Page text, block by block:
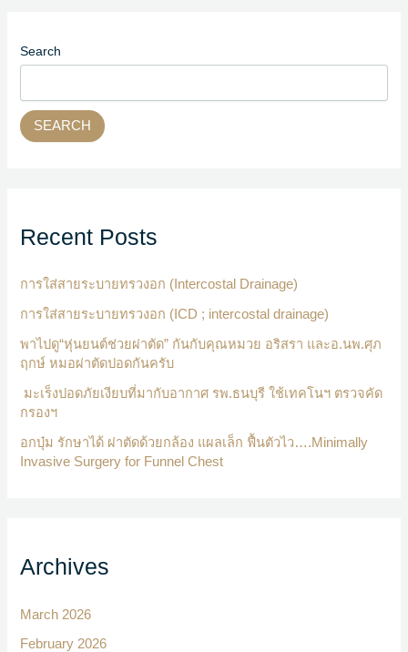
Search
SEARCH
Recent Posts
การใส่สายระบายทรวงอก (Intercostal Drainage)
การใส่สายระบายทรวงอก (ICD ; intercostal drainage)
พาไปดู“หุ่นยนต์ช่วยผ่าตัด” กันกับคุณหมวย อริสรา และอ.นพ.ศุภ
ฤกษ์ หมอผ่าตัดปอดกันครับ
มะเร็งปอดภัยเงียบที่มากับอากาศ รพ.ธนบุรี ใช้เทคโนฯ ตรวจคัด
กรองฯ
อกบุ๋ม รักษาได้ ผ่าตัดด้วยกล้อง แผลเล็ก ฟื้นตัวไว….Minimally
Invasive Surgery for Funnel Chest
Archives
March 2026
February 2026